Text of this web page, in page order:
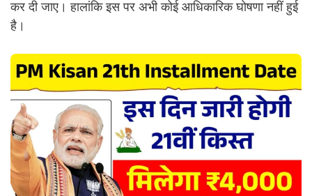
कर दी जाए। हालांकि इस पर अभी कोई आधिकारिक घोषणा नहीं हुई
है।